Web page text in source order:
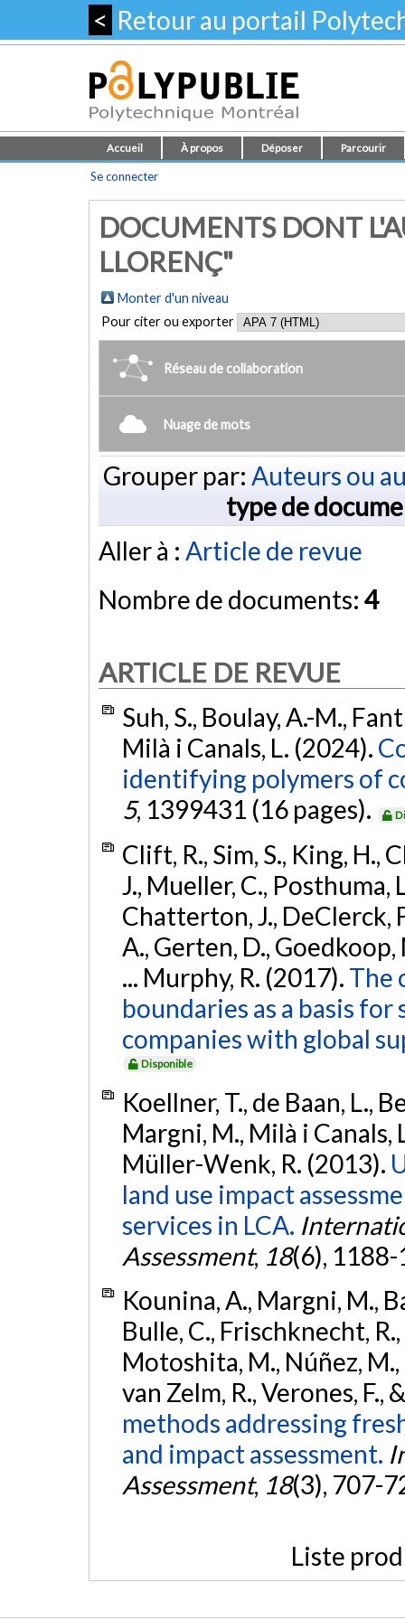
< Retour au portail
Accueil À propos Déposer Parcourir
Se connecter
DOCUMENTS DONT
LLORENÇ"
Monter d'un niveau
Pour citer ou exporter
Réseau de collaboration
Nuage de mots
Grouper par: Auteurs ou
type de
Aller à : Article de revue
Nombre de documents: 4
ARTICLE DE REVUE
Suh, S., Boulay, A.-M.,
Milà i Canals, L. (2024).
identifying polymers of
5, 1399431 (16 pages).
Clift, R., Sim, S., King, H.,
J., Mueller, C., Posthuma,
Chatterton, J., DeClerck,
A., Gerten, D.,
... Murphy, R. (2017). The
boundaries as a basis
companies with global
Disponible
Koellner, T., de Baan, L.,
Margni, M., Milà i Canals,
Müller-Wenk, R. (2013).
land use impact
services in LCA.
Assessment, 18(6),
Kounina, A., Margni, M.,
Bulle, C., Frischknecht,
Motoshita, M., Núñez,
van Zelm, R., Verones,
methods addressing
and impact assessment.
Assessment, 18(3), 707-
Liste